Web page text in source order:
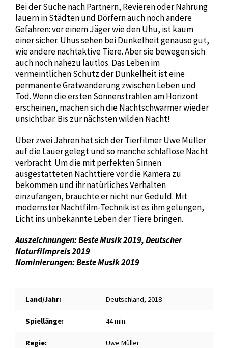
Bei der Suche nach Partnern, Revieren oder Nahrung
lauern in Städten und Dörfern auch noch andere
Gefahren: vor einem Jäger wie den Uhu, ist kaum
einer sicher. Uhus sehen bei Dunkelheit genauso gut,
wie andere nachtaktive Tiere. Aber sie bewegen sich
auch noch nahezu lautlos. Das Leben im
vermeintlichen Schutz der Dunkelheit ist eine
permanente Gratwanderung zwischen Leben und
Tod. Wenn die ersten Sonnenstrahlen am Horizont
erscheinen, machen sich die Nachtschwärmer wieder
unsichtbar. Bis zur nächsten wilden Nacht!
Über zwei Jahren hat sich der Tierfilmer Uwe Müller
auf die Lauer gelegt und so manche schlaflose Nacht
verbracht. Um die mit perfekten Sinnen
ausgestatteten Nachttiere vor die Kamera zu
bekommen und ihr natürliches Verhalten
einzufangen, brauchte er nicht nur Geduld. Mit
modernster Nachtfilm-Technik ist es ihm gelungen,
Licht ins unbekannte Leben der Tiere bringen.
Auszeichnungen: Beste Musik 2019, Deutscher
Naturfilmpreis 2019
Nominierungen: Beste Musik 2019
Land/Jahr: Deutschland, 2018
Spiellänge: 44 min.
Regie: Uwe Müller